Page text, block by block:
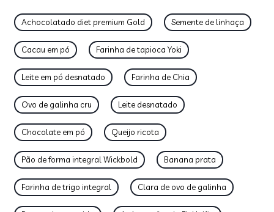
Achocolatado diet premium Gold Semente de linhaça
Cacau em pó Farinha de tapioca Yoki
Leite em pó desnatado Farinha de Chia
Ovo de galinha cru Leite desnatado
Chocolate em pó Queijo ricota
Pão de forma integral Wickbold Banana prata
Farinha de trigo integral Clara de ovo de galinha